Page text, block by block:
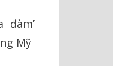
đàm’
Mỹ